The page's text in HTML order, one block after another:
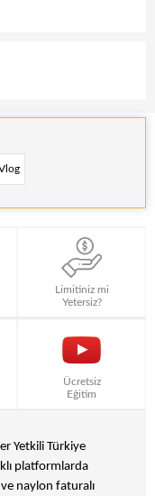
Limitiniz mi
Yetersiz?
Ücretsiz
Eğitim
Yetkili Türkiye
platformlarda
naylon faturalı